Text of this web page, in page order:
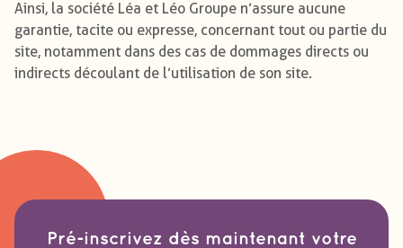
Ainsi, la société Léa et Léo Groupe n’assure aucune
garantie, tacite ou expresse, concernant tout ou partie du
site, notamment dans des cas de dommages directs ou
indirects découlant de l’utilisation de son site.
Pré-inscrivez dès maintenant votre